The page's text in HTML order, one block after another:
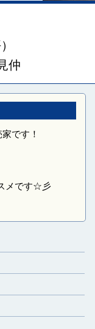
仲
です！
メです☆彡